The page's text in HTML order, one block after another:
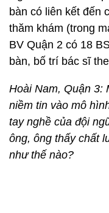
bàn có liên kết đến
thăm khám (trong
BV Quận 2 có 18
bàn, bố trí bác sĩ
Hoài Nam, Quận 3:
niềm tin vào mô
tay nghề của đội
ông, ông thấy chất
như thế nào?